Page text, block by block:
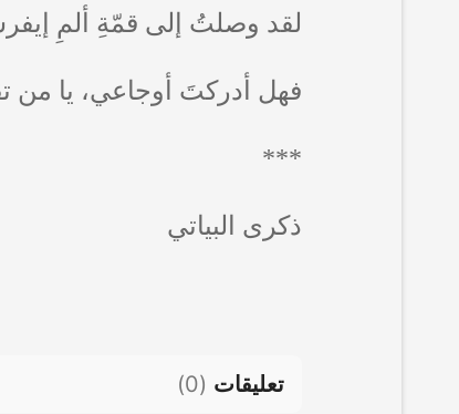
لقد وصلتُ إلى قمّةِ ألمِ
فهل أدركتَ أوجاعي، يا من
***
ذكرى البياتي
تعليقات (
0
)